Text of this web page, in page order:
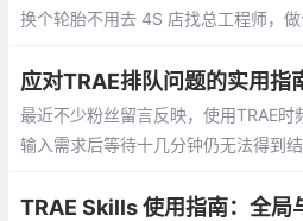
换个轮胎不用去 4S 店找总工程师，
最近不少粉丝留言反映，使用TRAE时
输入需求后等待十几分钟仍无法得到